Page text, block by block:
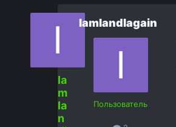
Ia
m
Ia
n
IamIandIagain
Пользователь